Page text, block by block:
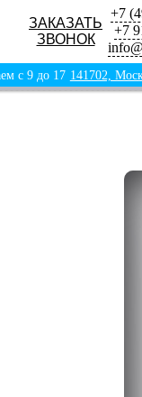
ЗАКАЗАТЬ
ЗВОНОК
+7
+7
с 9 до 17 141702,